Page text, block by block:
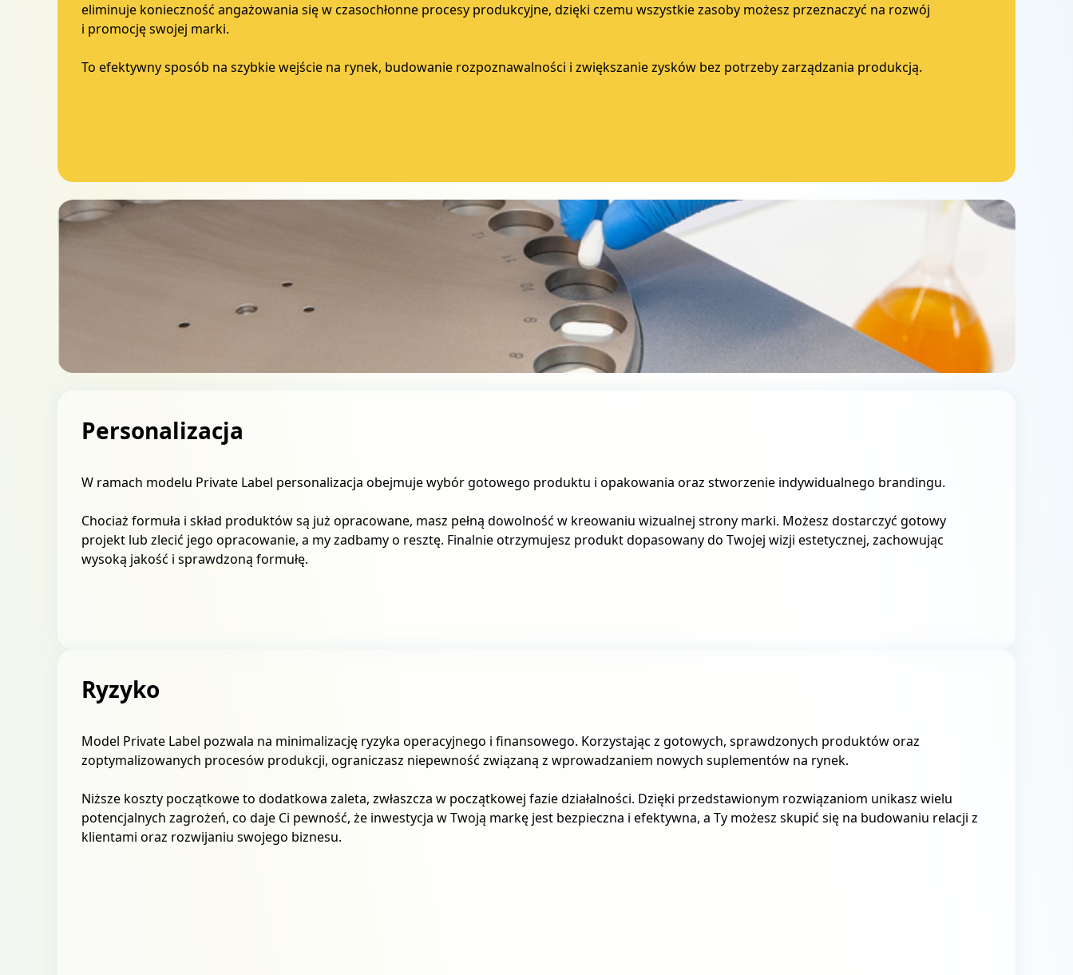
eliminuje konieczność angażowania się w czasochłonne procesy produkcyjne, dzięki czemu wszystkie zasoby możesz przeznaczyć na rozwój
i promocję swojej marki.
To efektywny sposób na szybkie wejście na rynek, budowanie rozpoznawalności i zwiększanie zysków bez potrzeby zarządzania produkcją.
Personalizacja
W ramach modelu Private Label personalizacja obejmuje wybór gotowego produktu i opakowania oraz stworzenie indywidualnego brandingu.
Chociaż formuła i skład produktów są już opracowane, masz pełną dowolność w kreowaniu wizualnej strony marki. Możesz dostarczyć gotowy
projekt lub zlecić jego opracowanie, a my zadbamy o resztę. Finalnie otrzymujesz produkt dopasowany do Twojej wizji estetycznej, zachowując
wysoką jakość i sprawdzoną formułę.
Ryzyko
Model Private Label pozwala na minimalizację ryzyka operacyjnego i finansowego. Korzystając z gotowych, sprawdzonych produktów oraz
zoptymalizowanych procesów produkcji, ograniczasz niepewność związaną z wprowadzaniem nowych suplementów na rynek.
Niższe koszty początkowe to dodatkowa zaleta, zwłaszcza w początkowej fazie działalności. Dzięki przedstawionym rozwiązaniom unikasz wielu
potencjalnych zagrożeń, co daje Ci pewność, że inwestycja w Twoją markę jest bezpieczna i efektywna, a Ty możesz skupić się na budowaniu relacji z
klientami oraz rozwijaniu swojego biznesu.